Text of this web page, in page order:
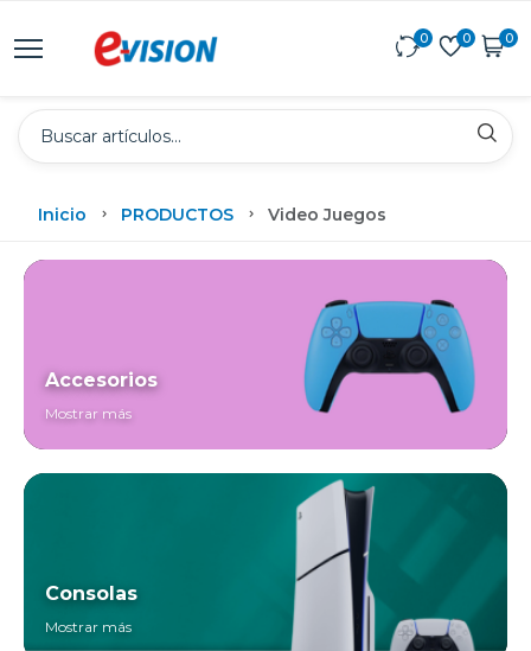
0 0 0
Inicio PRODUCTOS Video Juegos
Accesorios
Mostrar más
Consolas
Mostrar más